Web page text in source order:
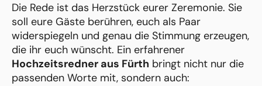
Die Rede ist das Herzstück eurer Zeremonie. Sie
soll eure Gäste berühren, euch als Paar
widerspiegeln und genau die Stimmung erzeugen,
die ihr euch wünscht. Ein erfahrener
Hochzeitsredner aus Fürth bringt nicht nur die
passenden Worte mit, sondern auch: